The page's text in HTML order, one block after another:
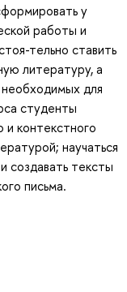
у
работы и
тельно ставить
литературу, а
для
студенты
и контекстного
научаться
создавать тексты
письма.